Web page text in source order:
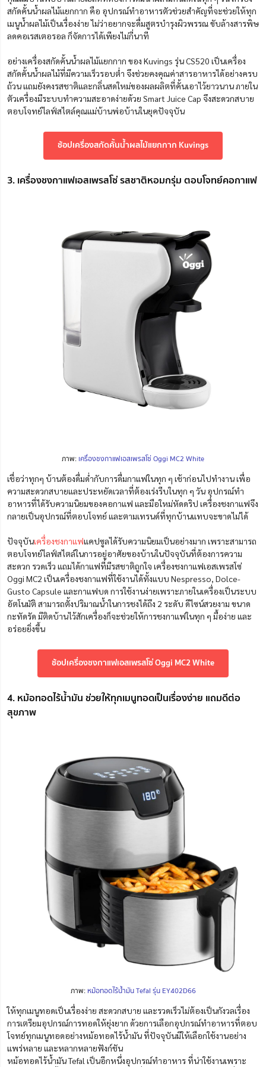
สกัดคั้นน้ำผลไม้แยกกาก คือ อุปกรณ์ทำอาหารตัวช่วยสำคัญที่จะช่วยให้ทุก
เมนูน้ำผลไม้เป็นเรื่องง่าย ไม่ว่าอยากจะดื่มสูตรบำรุงผิวพรรณ ขับล้างสารพิษ
ลดคอเรสเตอรอล ก็จัดการได้เพียงไม่กี่นาที
อย่างเครื่องสกัดคั้นน้ำผลไม้แยกกาก ของ Kuvings รุ่น CS520 เป็นเครื่อง
สกัดคั้นน้ำผลไม้ที่มีความเร็วรอบต่ำ จึงช่วยคงคุณค่าสารอาหารได้อย่างครบ
ถ้วน แถมยังคงรสชาติและกลิ่นสดใหม่ของผลผลิตที่คั้นเอาไว้ยาวนาน ภายใน
ตัวเครื่องมีระบบทำความสะอาดง่ายด้วย Smart Juice Cap จึงสะดวกสบาย
ตอบโจทย์ไลฟ์สไตล์คุณแม่บ้านพ่อบ้านในยุคปัจจุบัน
ช้อปเครื่องสกัดคั้นน้ำผลไม้แยกกาก Kuvings
3. เครื่องชงกาแฟเอสเพรสโซ่ รสชาติหอมกรุ่ม ตอบโจทย์คอกาแฟ
ภาพ: เครื่องชงกาแฟเอสเพรสโซ่ Oggi MC2 White
เชื่อว่าทุกๆ บ้านต้องดื่มด่ำกับการดื่มกาแฟในทุก ๆ เช้าก่อนไปทำงาน เพื่อ
ความสะดวกสบายและประหยัดเวลาที่ต้องเร่งรีบในทุก ๆ วัน อุปกรณ์ทำ
อาหารที่ได้รับความนิยมของคอกาแฟ และมือใหม่หัดดริป เครื่องชงกาแฟจึง
กลายเป็นอุปกรณ์ที่ตอบโจทย์ และตามเทรนด์ที่ทุกบ้านแทบจะขาดไม่ได้
ปัจจุบันเครื่องชงกาแฟแคปซูลได้รับความนิยมเป็นอย่างมาก เพราะสามารถ
ตอบโจทย์ไลฟ์สไตล์ในการอยู่อาศัยของบ้านในปัจจุบันที่ต้องการความ
สะดวก รวดเร็ว แถมได้กาแฟที่มีรสชาติถูกใจ เครื่องชงกาแฟเอสเพรสโซ่
Oggi MC2 เป็นเครื่องชงกาแฟที่ใช้งานได้ทั้งแบบ Nespresso, Dolce-
Gusto Capsule และกาแฟบด การใช้งานง่ายเพราะภายในเครื่องเป็นระบบ
อัตโนมัติ สามารถตั้งปริมาณน้ำในการชงได้ถึง 2 ระดับ ดีไซน์สวยงาม ขนาด
กะทัดรัด มีติดบ้านไว้สักเครื่องก็จะช่วยให้การชงกาแฟในทุก ๆ มื้อง่าย และ
อร่อยยิ่งขึ้น
ช้อปเครื่องชงกาแฟเอสเพรสโซ่ Oggi MC2 White
4. หม้อทอดไร้น้ำมัน ช่วยให้ทุกเมนูทอดเป็นเรื่องง่าย แถมดีต่อ
สุขภาพ
ภาพ: หม้อทอดไร้น้ำมัน Tefal รุ่น EY402D66
ให้ทุกเมนูทอดเป็นเรื่องง่าย สะดวกสบาย และรวดเร็วไม่ต้องเป็นกังวลเรื่อง
การเตรียมอุปกรณ์การทอดให้ยุ่งยาก ด้วยการเลือกอุปกรณ์ทำอาหารที่ตอบ
โจทย์ทุกเมนูทอดอย่างหม้อทอดไร้น้ำมัน ที่ปัจจุบันมีให้เลือกใช้งานอย่าง
แพร่หลาย และหลากหลายฟังก์ชัน
หม้อทอดไร้น้ำมัน Tefal เป็นอีกหนึ่งอุปกรณ์ทำอาหารที่น่าใช้งานเพราะ